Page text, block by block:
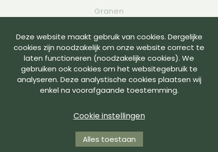
Granen
Contact
Privacybeleid
Cookies
Voorwaarden
Made by Grafica
Deze website maakt gebruik van cookies. Dergelijke
cookies zijn noodzakelijk om onze website correct te
laten functioneren (noodzakelijke cookies). We
gebruiken ook cookies om het websitegebruik te
analyseren. Deze analystische cookies plaatsen wij
enkel na voorafgaande toestemming.
Cookie instellingen
Alles toestaan